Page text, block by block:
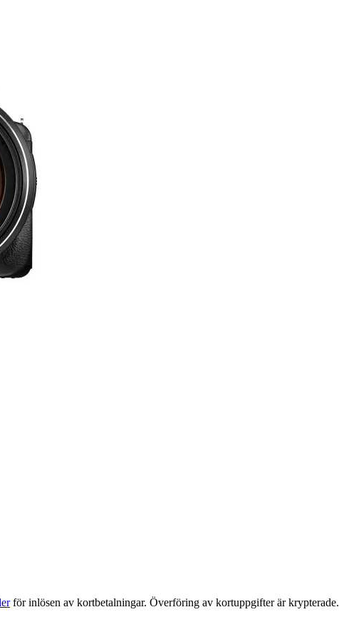
för inlösen av kortbetalningar. Överföring av kortuppgifter är krypterade.